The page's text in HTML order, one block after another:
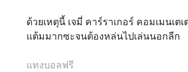
ด้วยเหตุนี้ เจมี่ คาร์ราเกอร์ คอมเมนเ
แต้มมากซะจนต้องหล่นไปเล่นนอกลีก
แทงบอลฟรี